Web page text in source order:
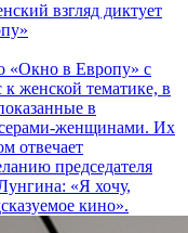
взгляд диктует
«Окно в Европу» с
к женской тематике, в
в
женщинами. Их
отвечает
председателя
«Я хочу,
кино».